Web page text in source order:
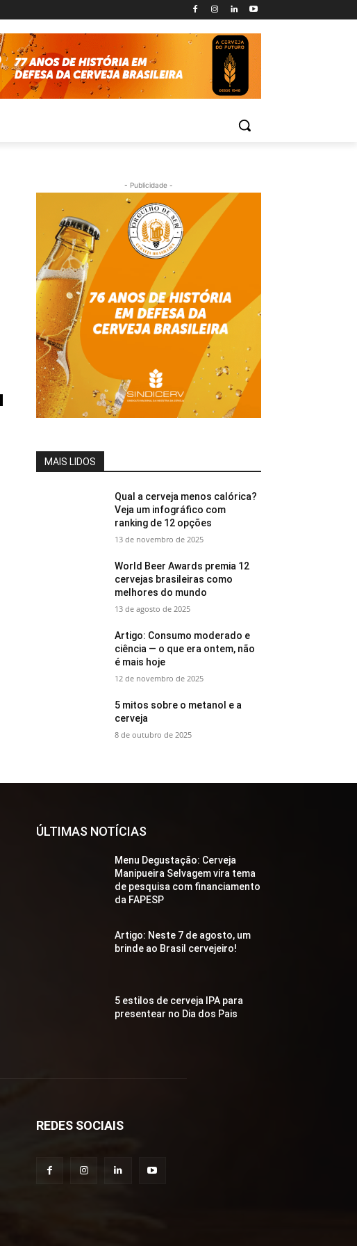
- Publicidade -
MAIS LIDOS
Qual a cerveja menos calórica?
Veja um infográfico com
ranking de 12 opções
13 de novembro de 2025
World Beer Awards premia 12
cervejas brasileiras como
melhores do mundo
13 de agosto de 2025
Artigo: Consumo moderado e
ciência — o que era ontem, não
é mais hoje
12 de novembro de 2025
5 mitos sobre o metanol e a
cerveja
8 de outubro de 2025
ÚLTIMAS NOTÍCIAS
Menu Degustação: Cerveja
Manipueira Selvagem vira tema
de pesquisa com financiamento
da FAPESP
Artigo: Neste 7 de agosto, um
brinde ao Brasil cervejeiro!
5 estilos de cerveja IPA para
presentear no Dia dos Pais
REDES SOCIAIS